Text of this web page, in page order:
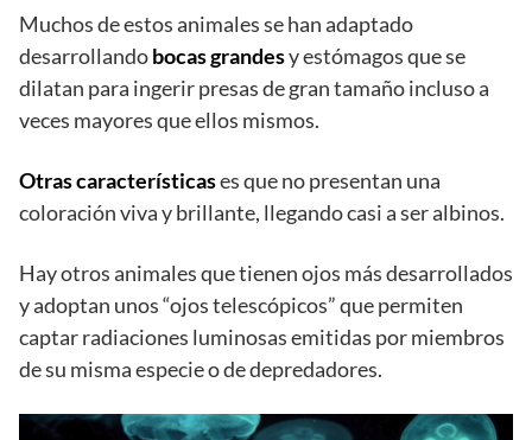
Muchos de estos animales se han adaptado
desarrollandobocas grandesy estómagos que se
dilatan para ingerir presas de gran tamaño incluso a
veces mayores que ellos mismos.
Otras característicases que no presentan una
coloración viva y brillante, llegando casi a ser albinos.
Hay otros animales que tienen ojos más desarrollados
y adoptan unos “ojos telescópicos” que permiten
captar radiaciones luminosas emitidas por miembros
de su misma especie o de depredadores.